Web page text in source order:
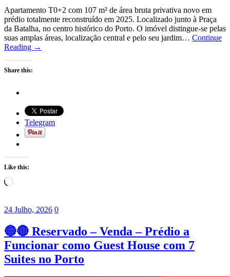
Apartamento T0+2 com 107 m² de área bruta privativa novo em
prédio totalmente reconstruído em 2025. Localizado junto à Praça
da Batalha, no centro histórico do Porto. O imóvel distingue-se pelas
suas amplas áreas, localização central e pelo seu jardim… Continue
Reading →
Share this:
Telegram
Like this:
Loading…
24 Julho, 2026 0
🔵🔴 Reservado – Venda – Prédio a
Funcionar como Guest House com 7
Suites no Porto